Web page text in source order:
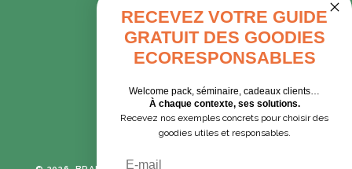
CADEAUX D'AFFAIRES
GOODIES EXPRESS
Tumblr Instagram
RECEVEZ VOTRE GUIDE
GRATUIT DES GOODIES
ECORESPONSABLES
Welcome pack, séminaire, cadeaux clients…
À chaque contexte, ses solutions.
Recevez nos exemples concrets pour choisir des
goodies utiles et responsables.